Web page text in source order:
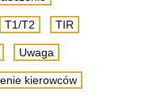
T1/T2 TIR
Uwaga
kierowców